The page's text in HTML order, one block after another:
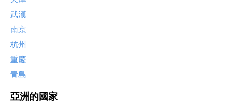
武漢
南京
杭州
重慶
青島
亞洲的國家